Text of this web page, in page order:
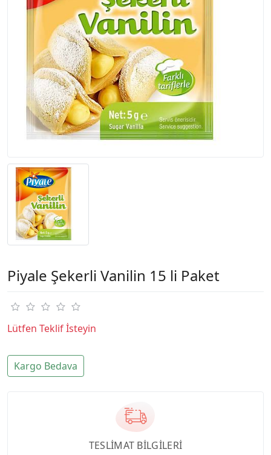
Piyale Şekerli Vanilin 15 li Paket
Lütfen Teklif İsteyin
Kargo Bedava
TESLİMAT BİLGİLERİ